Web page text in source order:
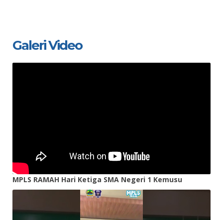
Galeri Video
MPLS RAMAH Hari Ketiga SMA Negeri 1 Kemusu